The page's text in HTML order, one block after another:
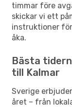
timmar före
skickar vi ett
instruktioner
åka.
Bästa
till Kalmar
Sverige
året – från